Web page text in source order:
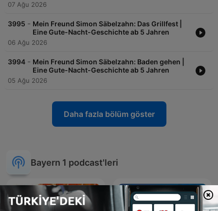
07 Ağu 2026
3995 - Mein Freund Simon Säbelzahn: Das Grillfest |
Eine Gute-Nacht-Geschichte ab 5 Jahren
06 Ağu 2026
3994 - Mein Freund Simon Säbelzahn: Baden gehen |
Eine Gute-Nacht-Geschichte ab 5 Jahren
05 Ağu 2026
Daha fazla bölüm göster
Bayern 1 podcast'leri